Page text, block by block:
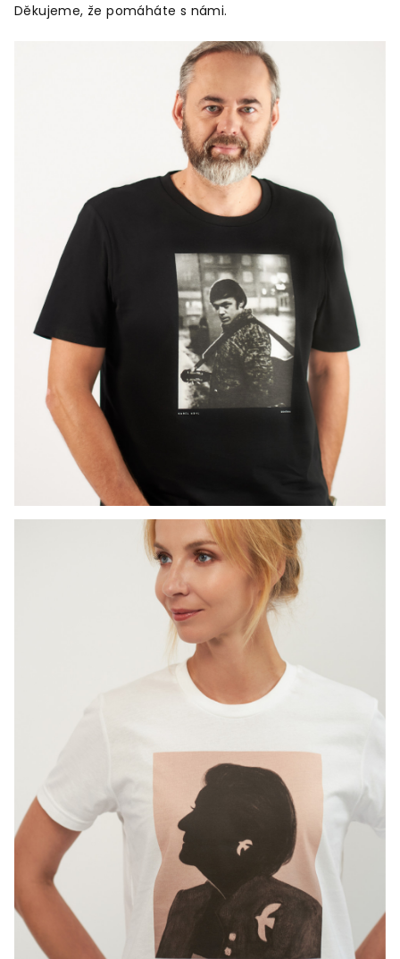
Děkujeme, že pomáháte s námi.